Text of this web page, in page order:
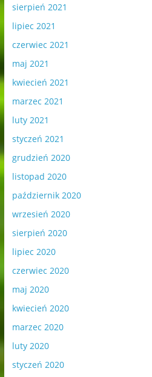
sierpień 2021
lipiec 2021
czerwiec 2021
maj 2021
kwiecień 2021
marzec 2021
luty 2021
styczeń 2021
grudzień 2020
listopad 2020
październik 2020
wrzesień 2020
sierpień 2020
lipiec 2020
czerwiec 2020
maj 2020
kwiecień 2020
marzec 2020
luty 2020
styczeń 2020